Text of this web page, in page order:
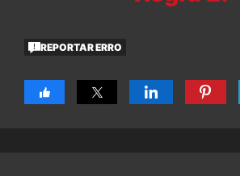
REPORTAR ERRO